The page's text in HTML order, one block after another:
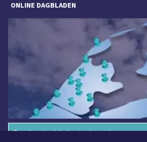
ONLINE DAGBLADEN
Overige dagbladen in de regio